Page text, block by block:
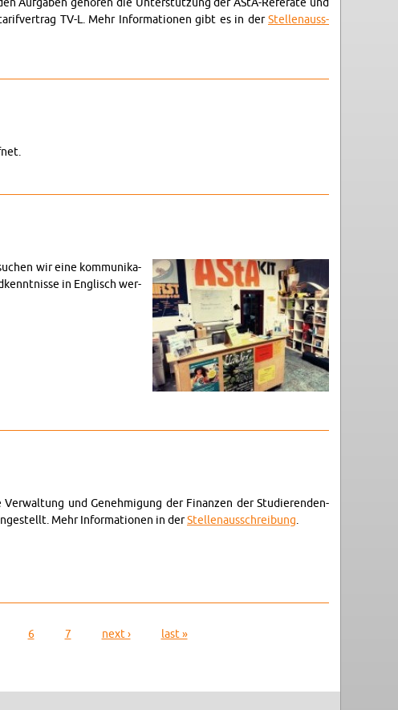
Auf­gaben gehören die Un­terstützung der AStA-Refer­ate und
TV-L. Mehr In­for­ma­tio­nen gibt es in der Stel­lenauss­
wir eine kom­mu­nika­
in En­glisch wer­
und Genehmi­gung der Fi­nanzen der Studieren­den­
Mehr In­for­ma­tio­nen in derStel­lenauss­chrei­bung.
6 7 next › last »